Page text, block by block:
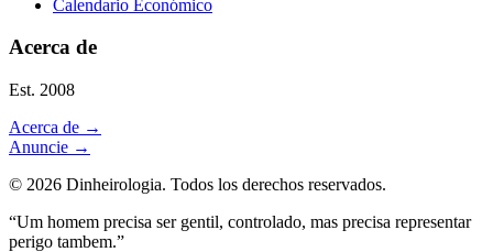
Calendario Económico
Acerca de
Est. 2008
Acerca de →
Anuncie →
© 2026 Dinheirologia. Todos los derechos reservados.
“Um homem precisa ser gentil, controlado, mas precisa representar
perigo tambem.”